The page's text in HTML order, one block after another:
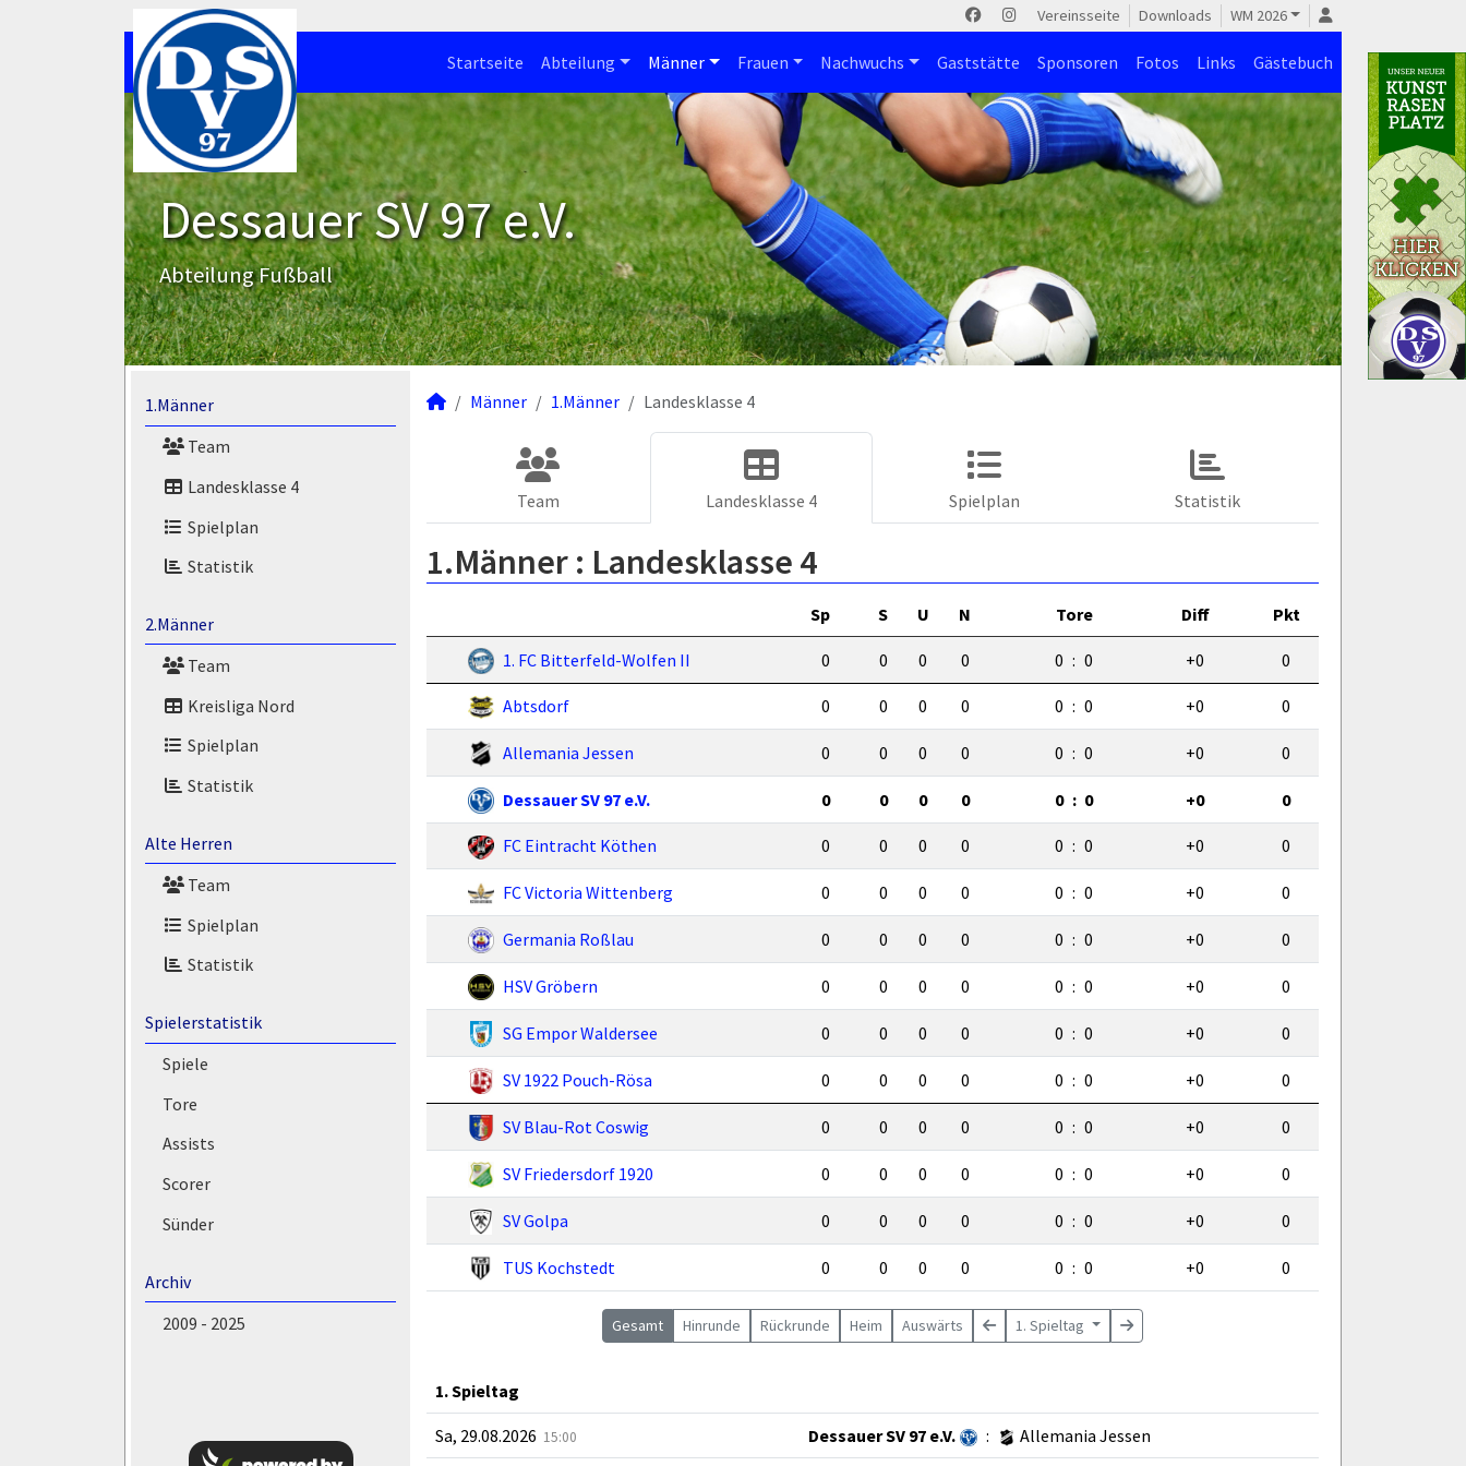
Vereinsseite Downloads WM 2026
Startseite Abteilung Männer Frauen Nachwuchs Gaststätte Sponsoren Fotos Links Gästebuch
Dessauer SV 97 e.V.
Abteilung Fußball
1.Männer
Team
Landesklasse 4
Spielplan
Statistik
2.Männer
Team
Kreisliga Nord
Spielplan
Statistik
Alte Herren
Team
Spielplan
Statistik
Spielerstatistik
Spiele
Tore
Assists
Scorer
Sünder
Archiv
2009 - 2025
Männer 1.Männer Landesklasse 4
Team Landesklasse 4 Spielplan Statistik
1.Männer : Landesklasse 4
Sp S U N Tore Diff Pkt
1. FC Bitterfeld-Wolfen II 0 0 0 0 0 : 0 +0 0
Abtsdorf 0 0 0 0 0 : 0 +0 0
Allemania Jessen 0 0 0 0 0 : 0 +0 0
Dessauer SV 97 e.V. 0 0 0 0 0 : 0 +0 0
FC Eintracht Köthen 0 0 0 0 0 : 0 +0 0
FC Victoria Wittenberg 0 0 0 0 0 : 0 +0 0
Germania Roßlau 0 0 0 0 0 : 0 +0 0
HSV Gröbern 0 0 0 0 0 : 0 +0 0
SG Empor Waldersee 0 0 0 0 0 : 0 +0 0
SV 1922 Pouch-Rösa 0 0 0 0 0 : 0 +0 0
SV Blau-Rot Coswig 0 0 0 0 0 : 0 +0 0
SV Friedersdorf 1920 0 0 0 0 0 : 0 +0 0
SV Golpa 0 0 0 0 0 : 0 +0 0
TUS Kochstedt 0 0 0 0 0 : 0 +0 0
Gesamt Hinrunde Rückrunde Heim Auswärts 1. Spieltag
1. Spieltag
Sa, 29.08.2026 15:00 Dessauer SV 97 e.V. : Allemania Jessen